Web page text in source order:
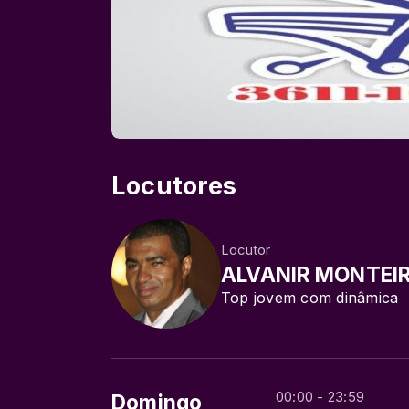
Locutores
Locutor
ALVANIR
Top jovem com dinâmica
Domingo 00:00 - 23:59